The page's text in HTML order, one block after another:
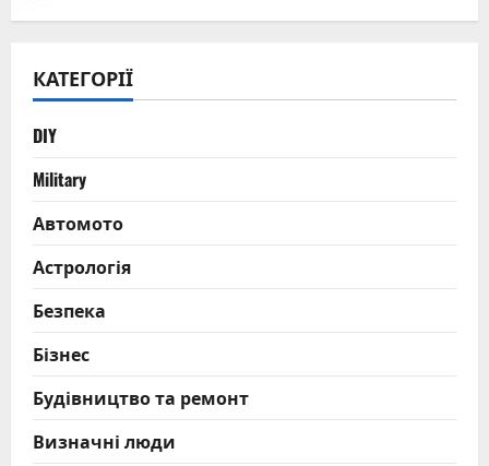
КАТЕГОРІЇ
DIY
Military
Автомото
Астрологія
Безпека
Бізнес
Будівництво та ремонт
Визначні люди